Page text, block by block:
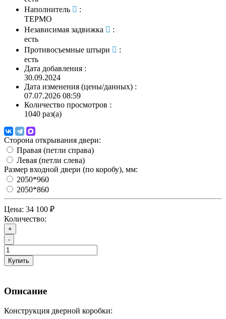
Наполнитель
:
ТЕРМО
Независимая задвижка
:
есть
Противосъемные штыри
:
есть
Дата добавления :
30.09.2024
Дата изменения (цены/данных) :
07.07.2026 08:59
Количество просмотров :
1040 раз(а)
Сторона открывания двери:
Правая (петли справа)
Левая (петли слева)
Размер входной двери (по коробу), мм:
2050*960
2050*860
Цена: 34 100 ₽
Количество:
+
-
Купить
Описание
Конструкция дверной коробки: